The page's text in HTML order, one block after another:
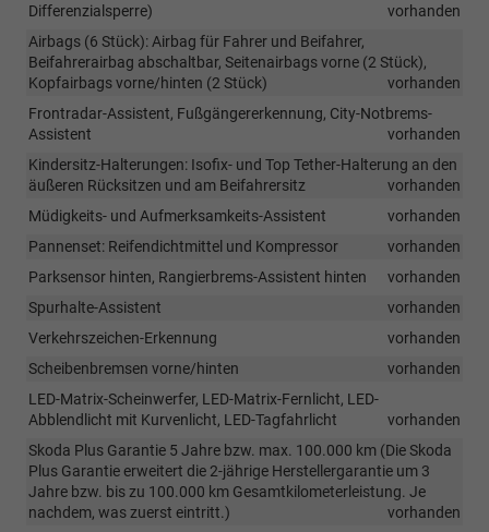
Differenzialsperre)
vorhanden
Airbags (6 Stück): Airbag für Fahrer und Beifahrer,
Beifahrerairbag abschaltbar, Seitenairbags vorne (2 Stück),
Kopfairbags vorne/hinten (2 Stück)
vorhanden
Frontradar-Assistent, Fußgängererkennung, City-Notbrems-
Assistent
vorhanden
Kindersitz-Halterungen: Isofix- und Top Tether-Halterung an den
äußeren Rücksitzen und am Beifahrersitz
vorhanden
Müdigkeits- und Aufmerksamkeits-Assistent
vorhanden
Pannenset: Reifendichtmittel und Kompressor
vorhanden
Parksensor hinten, Rangierbrems-Assistent hinten
vorhanden
Spurhalte-Assistent
vorhanden
Verkehrszeichen-Erkennung
vorhanden
Scheibenbremsen vorne/hinten
vorhanden
LED-Matrix-Scheinwerfer, LED-Matrix-Fernlicht, LED-
Abblendlicht mit Kurvenlicht, LED-Tagfahrlicht
vorhanden
Skoda Plus Garantie 5 Jahre bzw. max. 100.000 km (Die Skoda
Plus Garantie erweitert die 2-jährige Herstellergarantie um 3
Jahre bzw. bis zu 100.000 km Gesamtkilometerleistung. Je
nachdem, was zuerst eintritt.)
vorhanden